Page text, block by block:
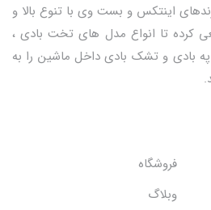
اینتکس و بست وی با تنوع بالا و
کرده تا انواع مدل های تخت بادی ،
بادی و تشک بادی داخل ماشین را به
فروشگاه
وبلاگ